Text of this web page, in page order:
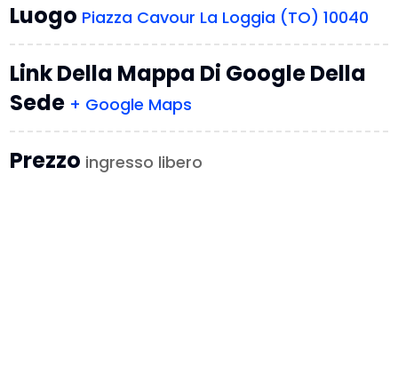
Luogo Piazza Cavour La Loggia (TO) 10040
Link Della Mappa Di Google Della
Sede + Google Maps
Prezzo ingresso libero